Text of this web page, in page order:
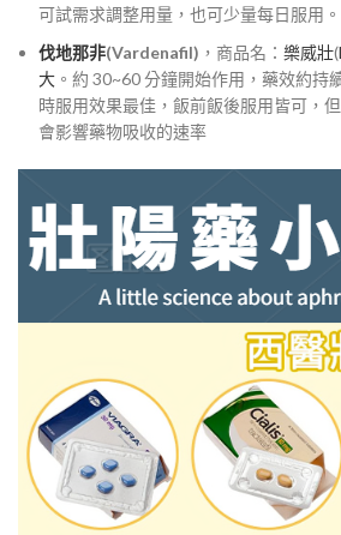
可試需求調整用量，也可少量每日服用。
伐地那非(Vardenafil) ，商品名： 樂威壯(
大 。約 30~60 分鐘開始作用，藥效約持
時服用效果最佳，飯前飯後服用皆可，
會影響藥物吸收的速率